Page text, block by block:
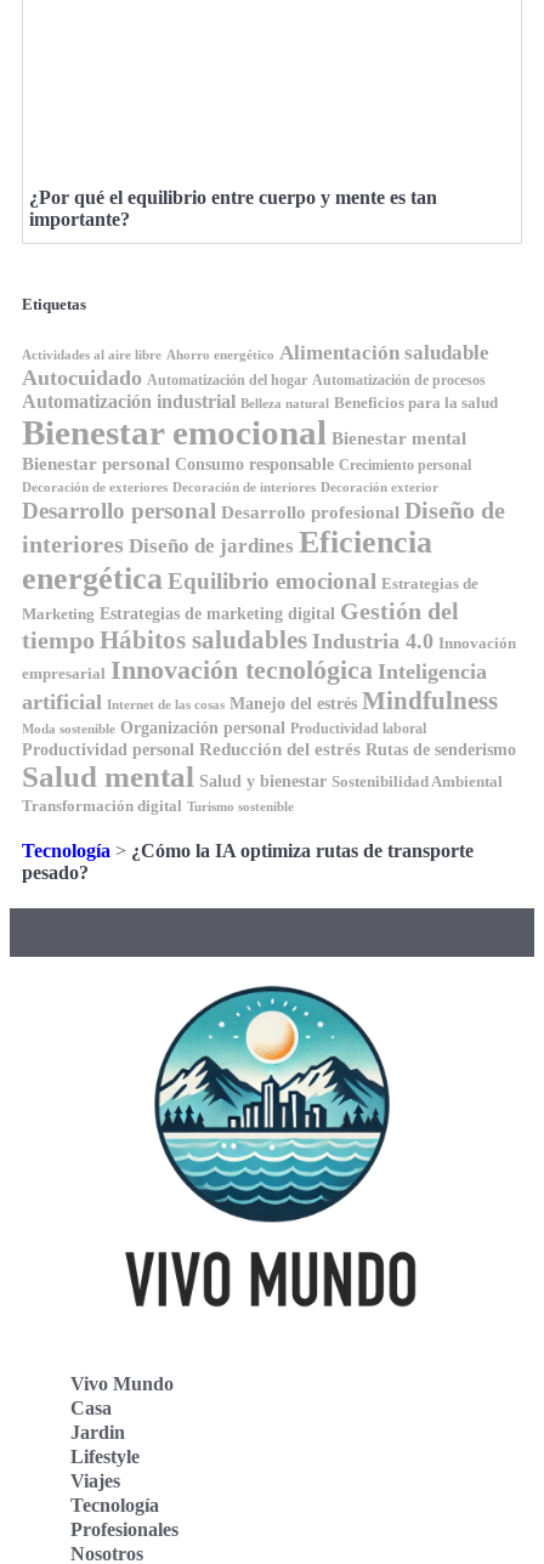
¿Por qué el equilibrio entre cuerpo y mente es tan
importante?
Etiquetas
Actividades al aire libre Ahorro energético Alimentación saludable
Autocuidado Automatización del hogar Automatización de procesos
Automatización industrial Belleza natural Beneficios para la salud
Bienestar emocional Bienestar mental
Bienestar personal Consumo responsable Crecimiento personal
Decoración de exteriores Decoración de interiores Decoración exterior
Desarrollo personal Desarrollo profesional Diseño de
interiores Diseño de jardines Eficiencia
energéticaEquilibrio emocional Estrategias de
Marketing Estrategias de marketing digital Gestión del
tiempo Hábitos saludables Industria 4.0 Innovación
empresarial Innovación tecnológica Inteligencia
artificial Internet de las cosas Manejo del estrés Mindfulness
Moda sostenible Organización personal Productividad laboral
Productividad personal Reducción del estrés Rutas de senderismo
Salud mental Salud y bienestar Sostenibilidad Ambiental
Transformación digital
Turismo sostenible
Tecnología > ¿Cómo la IA optimiza rutas de transporte
pesado?
Vivo Mundo
Casa
Jardin
Lifestyle
Viajes
Tecnología
Profesionales
Nosotros